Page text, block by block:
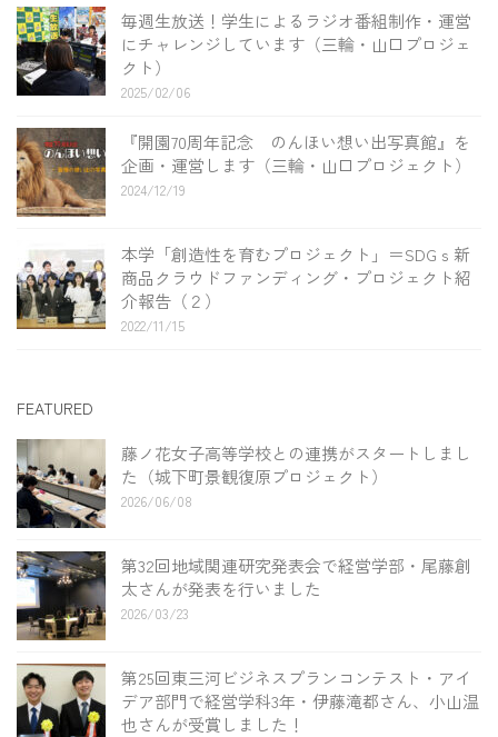
毎週生放送！学生によるラジオ番組制作・運営
にチャレンジしています（三輪・山口プロジェ
クト）
2025/02/06
『開園70周年記念 のんほい想い出写真館』を
企画・運営します（三輪・山口プロジェクト）
2024/12/19
本学「創造性を育むプロジェクト」＝SDGｓ新
商品クラウドファンディング・プロジェクト紹
介報告（２）
2022/11/15
FEATURED
藤ノ花女子高等学校との連携がスタートしまし
た（城下町景観復原プロジェクト）
2026/06/08
第32回地域関連研究発表会で経営学部・尾藤創
太さんが発表を行いました
2026/03/23
第25回東三河ビジネスプランコンテスト・アイ
デア部門で経営学科3年・伊藤滝都さん、小山温
也さんが受賞しました！